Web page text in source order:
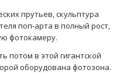
прутьев, скульптура
поп-арта в полный рост,
фотокамеру.
потом в этой гигантской
оборудована фотозона.